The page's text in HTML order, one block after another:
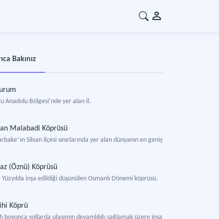
Bakınız
Anadolu Bölgesi’nde yer alan il.
Malabadi Köprüsü
Silvan ilçesi sınırlarında yer alan dünyanın en geniş kemer açıklıklı
(Öznü) Köprüsü
Yüzyılda inşa edildiği düşünülen Osmanlı Dönemi köprüsü.
Köprü
boyunca yollarda ulaşımın devamlılığı sağlamak üzere inşa edilen yapılar.